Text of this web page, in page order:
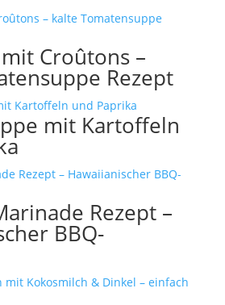
Croûtons –
Rezept
mit Kartoffeln
Rezept –
BBQ-